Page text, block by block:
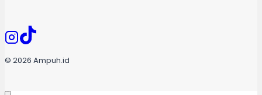
© 2026 Ampuh.id